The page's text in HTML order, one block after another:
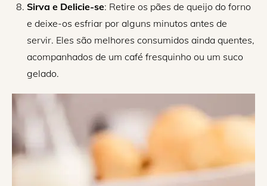
Sirva e Delicie-se: Retire os pães de queijo do forno
e deixe-os esfriar por alguns minutos antes de
servir. Eles são melhores consumidos ainda quentes,
acompanhados de um café fresquinho ou um suco
gelado.